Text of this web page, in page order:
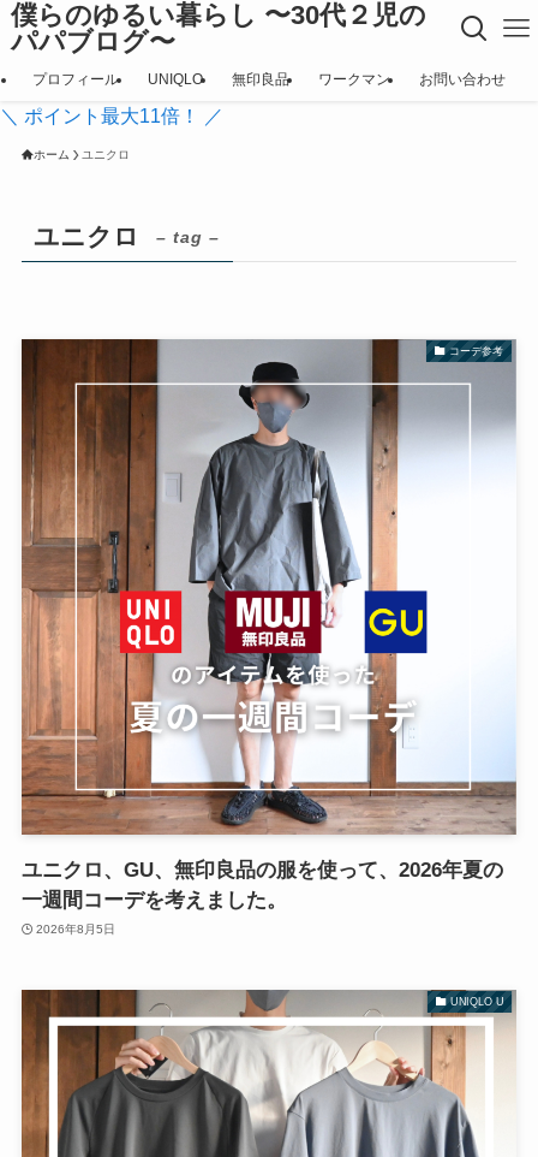
僕らのゆるい暮らし 〜30代２児の
パパブログ〜
プロフィール UNIQLO 無印良品 ワークマン お問い合わせ
＼ ポイント最大11倍！ ／
ホーム ユニクロ
ユニクロ – tag –
コーデ参考
ユニクロ、GU、無印良品の服を使って、2026年夏の
一週間コーデを考えました。
2026年8月5日
UNIQLO U